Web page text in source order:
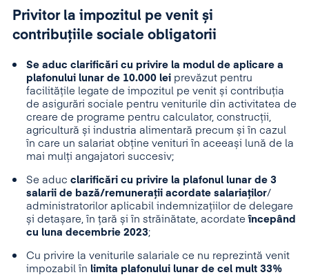
Privitor la impozitul pe venit și
contribuțiile sociale obligatorii
Se aduc clarificări cu privire la modul de aplicare a
plafonului lunar de 10.000 lei prevăzut pentru
facilitățile legate de impozitul pe venit și contribuția
de asigurări sociale pentru veniturile din activitatea de
creare de programe pentru calculator, construcții,
agricultură și industria alimentară precum și în cazul
în care un salariat obține venituri în aceeași lună de la
mai mulți angajatori succesiv;
Se aduc clarificări cu privire la plafonul lunar de 3
salarii de bază/remunerații acordate salariaților/
administratorilor aplicabil indemnizațiilor de delegare
și detașare, în țară și în străinătate, acordateîncepând
cu luna decembrie 2023;
Cu privire la veniturile salariale ce nu reprezintă venit
impozabil în limita plafonului lunar de cel mult 33%